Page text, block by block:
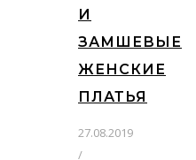
И
ЗАМШЕВЫЕ
ЖЕНСКИЕ
ПЛАТЬЯ
27.08.2019
/